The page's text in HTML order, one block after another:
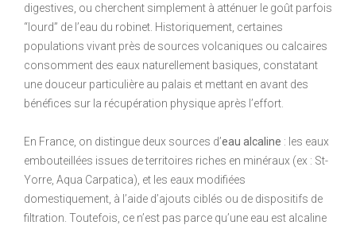
digestives, ou cherchent simplement à atténuer le goût parfois
“lourd” de l’eau du robinet. Historiquement, certaines
populations vivant près de sources volcaniques ou calcaires
consomment des eaux naturellement basiques, constatant
une douceur particulière au palais et mettant en avant des
bénéfices sur la récupération physique après l’effort.
En France, on distingue deux sources d’eau alcaline : les eaux
embouteillées issues de territoires riches en minéraux (ex : St-
Yorre, Aqua Carpatica), et les eaux modifiées
domestiquement, à l’aide d’ajouts ciblés ou de dispositifs de
filtration. Toutefois, ce n’est pas parce qu’une eau est alcaline